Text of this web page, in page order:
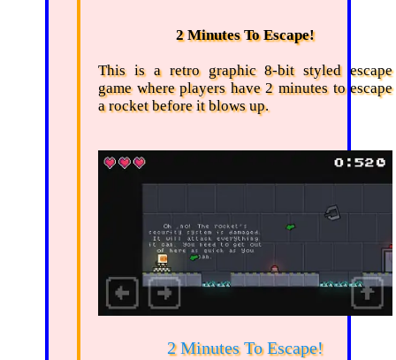
2 Minutes To Escape!
This is a retro graphic 8-bit styled escape
game where players have 2 minutes to escape
a rocket before it blows up.
2 Minutes To Escape!